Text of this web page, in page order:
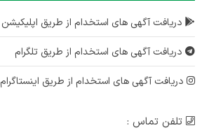
دریافت آگهی های استخدام از طریق اپلیکیشن
دریافت آگهی های استخدام از طریق تلگرام
دریافت آگهی های استخدام از طریق اینستاگرام
تلفن تماس :